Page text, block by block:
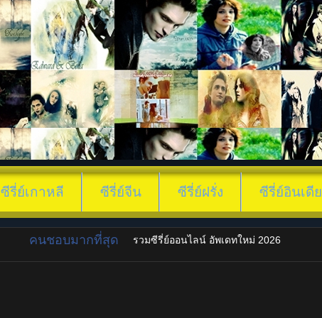
ซีรี่ย์เกาหลี ซีรี่ย์จีน ซีรี่ย์ฝรั่ง ซีรี่ย์อินเดีย
คนชอบมากที่สุด รวมซีรี่ย์ออนไลน์ อัพเดทใหม่ 2026